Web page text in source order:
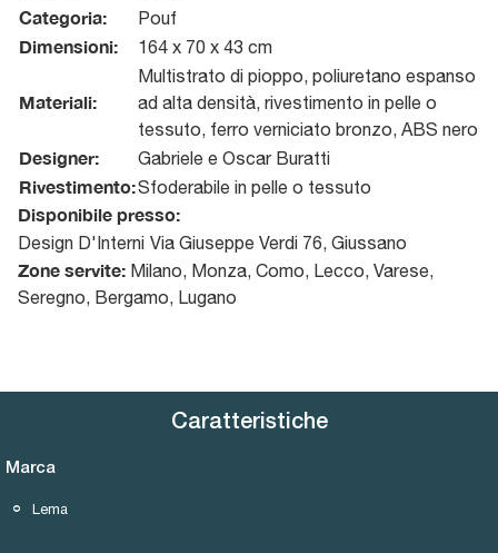
Categoria: Pouf
Dimensioni: 164 x 70 x 43 cm
Materiali:
Multistrato di pioppo, poliuretano espanso
ad alta densità, rivestimento in pelle o
tessuto, ferro verniciato bronzo, ABS nero
Designer: Gabriele e Oscar Buratti
Rivestimento:Sfoderabile in pelle o tessuto
Disponibile presso:
Design D'Interni Via Giuseppe Verdi 76, Giussano
Zone servite: Milano, Monza, Como, Lecco, Varese,
Seregno, Bergamo, Lugano
Caratteristiche
Marca
Lema